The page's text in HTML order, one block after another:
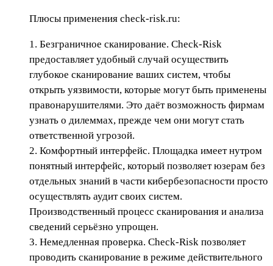
Плюсы применения check-risk.ru:
1. Безграничное сканирование. Check-Risk
предоставляет удобный случай осуществить
глубокое сканирование ваших систем, чтобы
открыть уязвимости, которые могут быть применены
правонарушителями. Это даёт возможность фирмам
узнать о дилеммах, прежде чем они могут стать
ответственной угрозой.
2. Комфортный интерфейс. Площадка имеет нутром
понятный интерфейс, который позволяет юзерам без
отдельных знаний в части кибербезопасности просто
осуществлять аудит своих систем.
Производственный процесс сканирования и анализа
сведений серьёзно упрощен.
3. Немедленная проверка. Check-Risk позволяет
проводить сканирование в режиме действительного